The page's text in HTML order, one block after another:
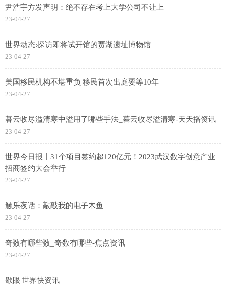
尹浩宇方发声明：绝不存在考上大学公司不让上
23-04-27
世界动态:探访即将试开馆的贾湖遗址博物馆
23-04-27
美国移民机构不堪重负 移民首次出庭要等10年
23-04-27
暮云收尽溢清寒中溢用了哪些手法_暮云收尽溢清寒-天天播资讯
23-04-27
世界今日报丨31个项目签约超120亿元！2023武汉数字创意产业
招商签约大会举行
23-04-27
触乐夜话：敲敲我的电子木鱼
23-04-27
奇数有哪些数_奇数有哪些-焦点资讯
23-04-27
歇眼|世界快资讯